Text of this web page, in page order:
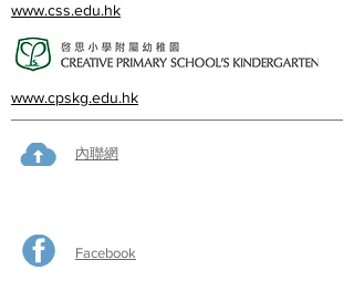
www.css.edu.hk
www.cpskg.edu.hk
內聯網
Facebook